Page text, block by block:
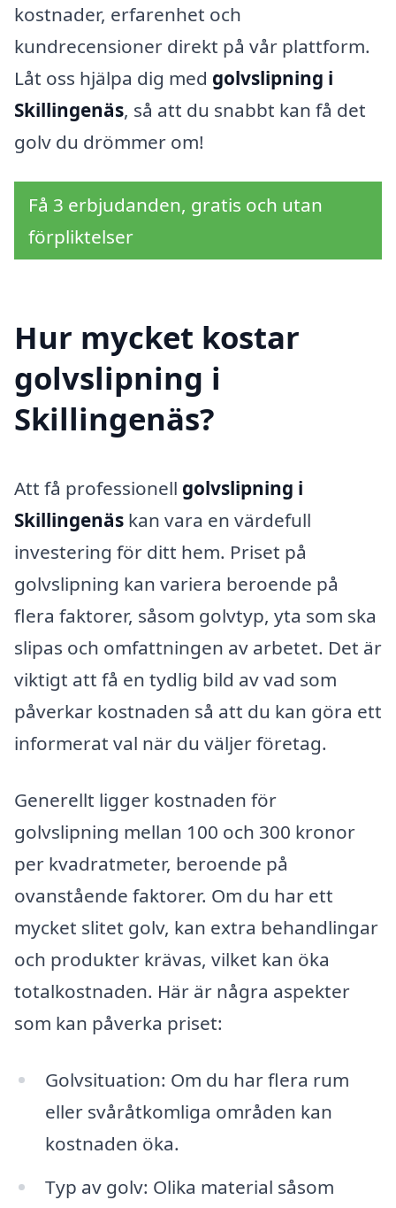
kostnader, erfarenhet och
kundrecensioner direkt på vår plattform.
Låt oss hjälpa dig med golvslipning i
Skillingenäs, så att du snabbt kan få det
golv du drömmer om!
Få 3 erbjudanden, gratis och utan
förpliktelser
Hur mycket kostar
golvslipning i
Skillingenäs?
Att få professionell golvslipning i
Skillingenäs kan vara en värdefull
investering för ditt hem. Priset på
golvslipning kan variera beroende på
flera faktorer, såsom golvtyp, yta som ska
slipas och omfattningen av arbetet. Det är
viktigt att få en tydlig bild av vad som
påverkar kostnaden så att du kan göra ett
informerat val när du väljer företag.
Generellt ligger kostnaden för
golvslipning mellan 100 och 300 kronor
per kvadratmeter, beroende på
ovanstående faktorer. Om du har ett
mycket slitet golv, kan extra behandlingar
och produkter krävas, vilket kan öka
totalkostnaden. Här är några aspekter
som kan påverka priset:
Golvsituation: Om du har flera rum
eller svåråtkomliga områden kan
kostnaden öka.
Typ av golv: Olika material såsom